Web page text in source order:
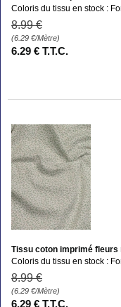
Coloris du tissu en stock :
8.99 €
(6.29 €/Mètre)
6.29 € T.T.C.
Tissu coton imprimé fleurs
Coloris du tissu en stock :
8.99 €
(6.29 €/Mètre)
6.29 € T.T.C.